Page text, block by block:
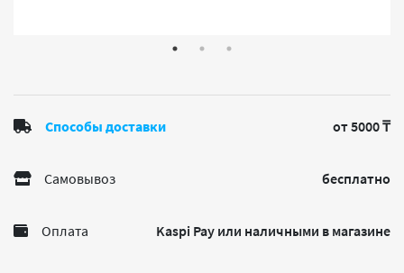
Способы доставки от 5000 ₸
Самовывоз бесплатно
Оплата Kaspi Pay или наличными в магазине